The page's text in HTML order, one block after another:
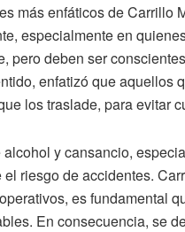
más enfáticos de Carrillo
especialmente en
pero deben ser
enfatizó que aquellos
los traslade, para evitar
y cansancio,
riesgo de accidentes.
es fundamental
En consecuencia, se